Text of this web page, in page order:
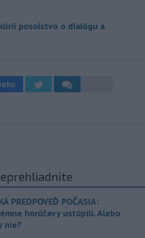
posolstvo o dialógu a
PREDPOVEĎ POČASIA:
horúčavy ustúpili. Alebo
nie?